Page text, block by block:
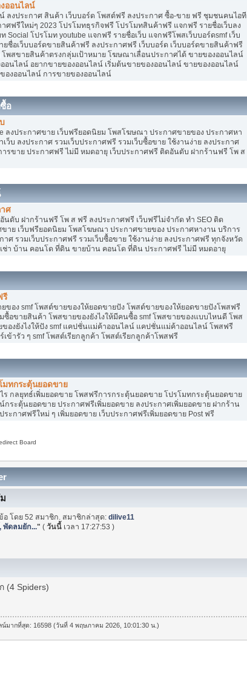
ออนไลน์
ลงประกาศ สินค้า เว็บบอร์ด โพสต์ฟรี ลงประกาศ ซื้อ-ขาย ฟรี ชุมชนคนไอที
ศฟรีใหม่ๆ 2023 โปรโมทธุรกิจฟรี โปรโมทสินค้าฟรี แจกฟรี รายชื่อเว็บลง
Social โปรโมท youtube แจกฟรี รายชื่อเว็บ แจกฟรีโพสเว็บบอร์ดsmf เว็บ
ยชื่อเว็บบอร์ดขายสินค้าฟรี ลงประกาศฟรี เว็บบอร์ด เว็บบอร์ดขายสินค้าฟรี
โพสขายสินค้าตรงกลุ่มเป้าหมาย โฆษณาเลื่อนประกาศได้ ขายของออนไลน์
อนไลน์ อยากขายของออนไลน์ เริ่มต้นขายของออนไลน์ ขายของออนไลน์
ของออนไลน์ การขายของออนไลน์
อ
ลงประกาศขาย เว็บฟรียอดนิยม โพสโฆษณา ประกาศขายของ ประกาศหา
ว็บ ลงประกาศ รวมเว็บประกาศฟรี รวมเว็บซื้อขาย ใช้งานง่าย ลงประกาศ
ารขาย ประกาศฟรี ไม่มี หมดอายุ เว็บประกาศฟรี ติดอันดับ ฝากร้านฟรี โพ ส
ศ
นดับ ฝากร้านฟรี โพ ส ฟรี ลงประกาศฟรี เว็บฟรีไม่จำกัด ทำ SEO ติด
ขาย เว็บฟรียอดนิยม โพสโฆษณา ประกาศขายของ ประกาศหางาน บริการ
าศ รวมเว็บประกาศฟรี รวมเว็บซื้อขาย ใช้งานง่าย ลงประกาศฟรี ทุกจังหวัด
ช่า บ้าน คอนโด ที่ดิน ขายบ้าน คอนโด ที่ดิน ประกาศฟรี ไม่มี หมดอายุ
รี
ของ smf โพสต์ขายของให้ยอดขายปัง โพสต์ขายของให้ยอดขายปังโพสฟรี
ซื้อขายสินค้า โพสขายของยังไงให้มีคนซื้อ smf โพสขายของแบบไหนดี โพส
องยังไงให้ปัง smf แคปชั่นแม่ค้าออนไลน์ แคปชั่นแม่ค้าออนไลน์ โพสฟรี
เข้ารัว ๆ smf โพสต์เรียกลูกค้า โพสต์เรียกลูกค้าโพสฟรี
มทกระตุ้นยอดขาย
ร กลยุทธ์เพิ่มยอดขาย โพสฟรีการกระตุ้นยอดขาย โปรโมทกระตุ้นยอดขาย
กระตุ้นยอดขาย ประกาศฟรีเพิ่มยอดขาย ลงประกาศเพิ่มยอดขาย ฝากร้าน
ระกาศฟรีใหม่ ๆ เพิ่มยอดขาย เว็บประกาศฟรีเพิ่มยอดขาย Post ฟรี
Board
อ โดย 52 สมาชิก. สมาชิกล่าสุด:dilive11
พัดลมยัก..." (วันนี้ เวลา 17:27:53 )
(4 Spiders)
ลน์มากที่สุด: 16598 (วันที่ 4 พฤษภาคม 2026, 10:01:30 น.)